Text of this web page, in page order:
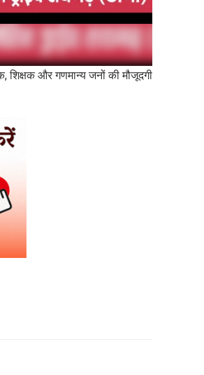
और गणमान्य जनों की मौजूदगी